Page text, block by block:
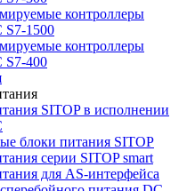
контроллеры
S7-1500
контроллеры
S7-400
SITOP в исполнении
блоки питания SITOP
серии SITOP smart
для AS-интерфейса